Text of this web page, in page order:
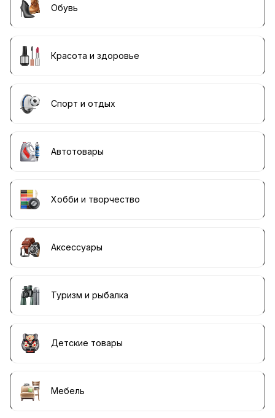
Обувь
Красота и здоровье
Спорт и отдых
Автотовары
Хобби и творчество
Аксессуары
Туризм и рыбалка
Детские товары
Мебель